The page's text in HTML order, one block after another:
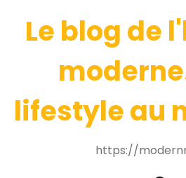
Le blog de
lifestyle au
https://